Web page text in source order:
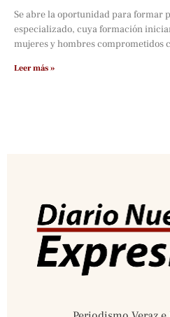
Se abre la oportunidad para formar
especializado, cuya formación
mujeres y hombres comprometidos
Leer más »